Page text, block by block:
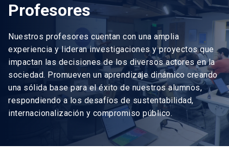
Profesores
Nuestros profesores cuentan con una amplia
experiencia y lideran investigaciones y proyectos que
impactan las decisiones de los diversos actores en la
sociedad. Promueven un aprendizaje dinámico creando
una sólida base para el éxito de nuestros alumnos,
respondiendo a los desafíos de sustentabilidad,
internacionalización y compromiso público.